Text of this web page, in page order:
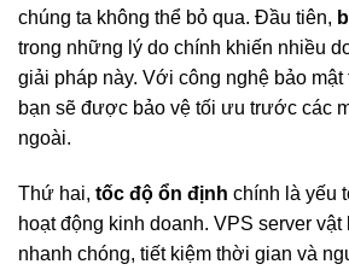
chúng ta không thể bỏ qua. Đầu tiên,
trong những lý do chính khiến nhiều
giải pháp này. Với công nghệ bảo
bạn sẽ được bảo vệ tối ưu trước các
ngoài.
Thứ hai, tốc độ ổn định chính là yếu
hoạt động kinh doanh. VPS server
nhanh chóng, tiết kiệm thời gian và